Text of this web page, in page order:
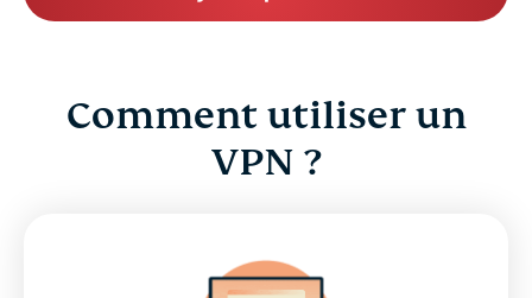
Comment utiliser un
VPN ?